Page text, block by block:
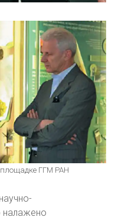
ГГМ РАН
налажено